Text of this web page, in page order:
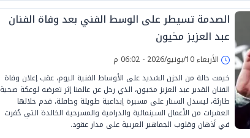
الصدمة تسيطر على الوسط الفني بعد وفاة الفنان
عبد العزيز مخيون
الأربعاء 10/يونيو/2026 - 06:02 م
خيمت حالة من الحزن الشديد على الأوساط الفنية اليوم، عقب إعلان وفاة
الفنان القدير عبد العزيز مخيون، الذي رحل عن عالمنا إثر تعرضه لوعكة صحية
طارئة، ليسدل الستار على مسيرة إبداعية طويلة وحافلة، قدم خلالها
العشرات من الأعمال السينمائية والدرامية والمسرحية الخالدة التي حُفرت
في أذهان وقلوب الجماهير العربية على مدار عقود.